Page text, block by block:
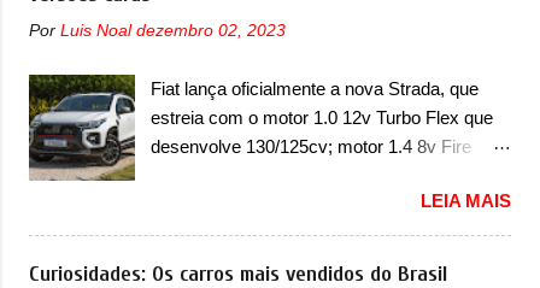
nasce com um design que está bastante
faróis com um desenho mais retangular, com
um pequeno prolongamento para as laterais.
Os faróis cont...
concessionária mais próxima para a solução
uma atualização do software do módulo de
controle da bateria (AHCP e HCP). Para
alguns veículos envolvidos, também, será
substituição do motor do ventilador HVAC
(aquecimento, ventilação e ar-condicionado).
A marca também confirmou que “foi
Por Luis Noal dezembro 02, 2023
Fiat lança oficialmente a nova Strada, que
estreia com o motor 1.0 12v Turbo Flex que
desenvolve 130/125cv; motor 1.4 8v Fire
oficialmente a nova Strada, que aparece com
mudanças visuais e com uma nova opção de
motor. Depois da picape compacta receber o
LEIA MAIS
Curiosidades: Os carros mais vendidos do Brasil